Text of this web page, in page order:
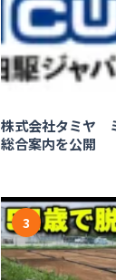
株式会社タミヤ
総合案内を公開
3